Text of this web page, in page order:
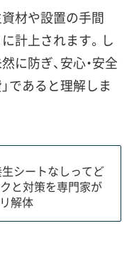
材や設置の手間
計上されます。し
に防ぎ、安心・安全
であると理解しま
シートなしってど
と対策を専門家が
解体